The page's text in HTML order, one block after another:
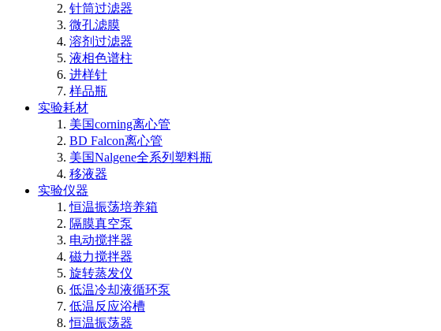
针筒过滤器
微孔滤膜
溶剂过滤器
液相色谱柱
进样针
样品瓶
实验耗材
美国corning离心管
BD Falcon离心管
美国Nalgene全系列塑料瓶
移液器
实验仪器
恒温振荡培养箱
隔膜真空泵
电动搅拌器
磁力搅拌器
旋转蒸发仪
低温冷却液循环泵
低温反应浴槽
恒温振荡器